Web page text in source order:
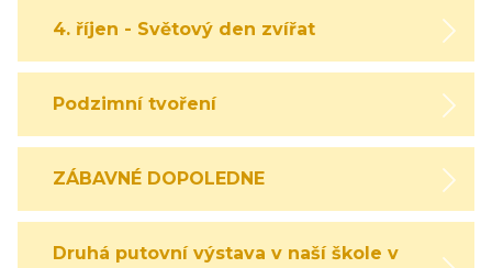
4. říjen - Světový den zvířat
Podzimní tvoření
ZÁBAVNÉ DOPOLEDNE
Druhá putovní výstava v naší škole v